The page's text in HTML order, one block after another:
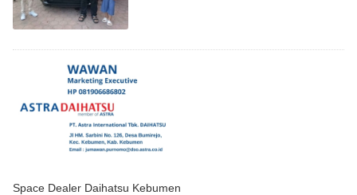
Space Dealer Daihatsu Kebumen